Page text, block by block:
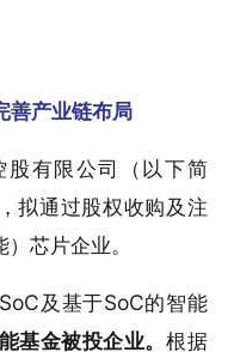
善产业链布局
有限公司（以下简
拟通过股权收购及注
芯片企业。
及基于SoC的智能
基金被投企业。根据